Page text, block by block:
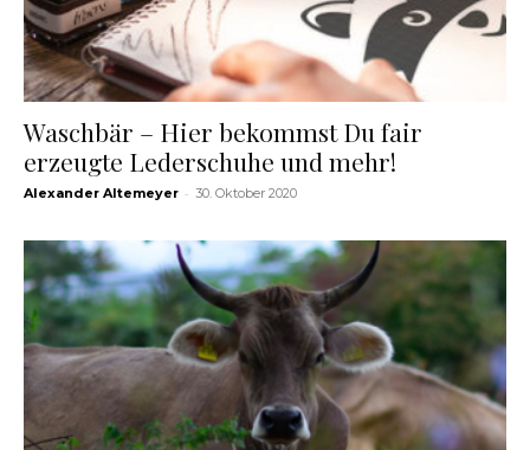
Waschbär – Hier bekommst Du fair
erzeugte Lederschuhe und mehr!
Alexander Altemeyer - 30. Oktober 2020